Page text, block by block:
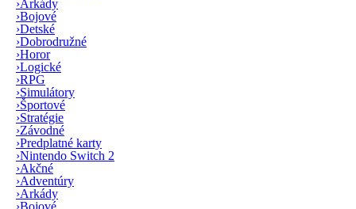
›Arkády
›Bojové
›Detské
›Dobrodružné
›Horor
›Logické
›RPG
›Simulátory
›Športové
›Stratégie
›Závodné
›Predplatné karty
›Nintendo Switch 2
›Akčné
›Adventúry
›Arkády
›Bojové